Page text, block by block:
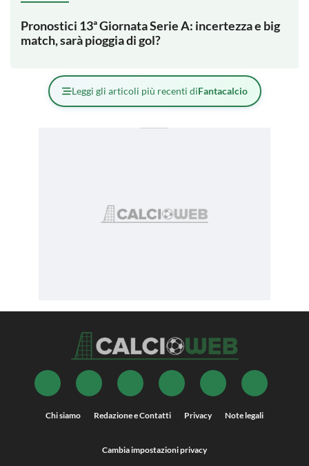
Pronostici 13ª Giornata Serie A: incertezza e big
match, sarà pioggia di gol?
Leggi gli articoli più recenti diFantacalcio
Chi siamo Redazione e Contatti Privacy Note legali
Cambia impostazioni privacy